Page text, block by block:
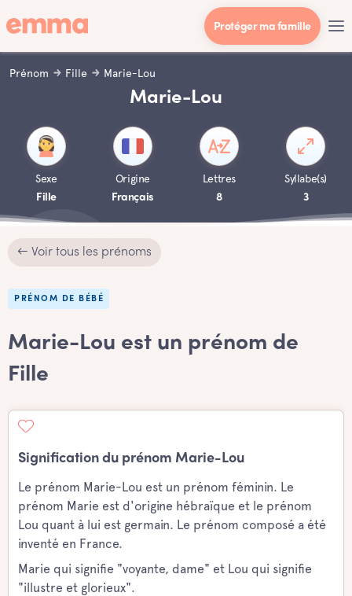
Protéger ma famille
Prénom Fille Marie-Lou
Marie-Lou
Sexe
Fille
Origine
Français
Lettres
8
Syllabe(s)
3
← Voir tous les prénoms
PRÉNOM DE BÉBÉ
Marie-Lou est un prénom de
Fille
Signification du prénom Marie-Lou
Le prénom Marie-Lou est un prénom féminin. Le
prénom Marie est d'origine hébraïque et le prénom
Lou quant à lui est germain. Le prénom composé a été
inventé en France.
Marie qui signifie "voyante, dame" et Lou qui signifie
"illustre et glorieux".